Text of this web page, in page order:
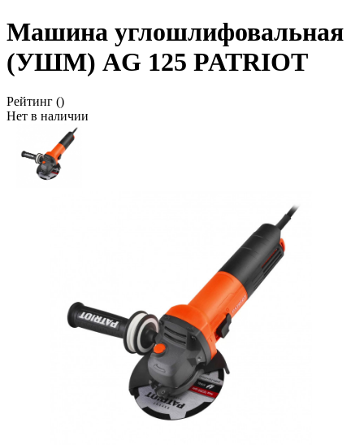
Машина углошлифовальная
(УШМ) AG 125 PATRIOT
Рейтинг ()
Нет в наличии